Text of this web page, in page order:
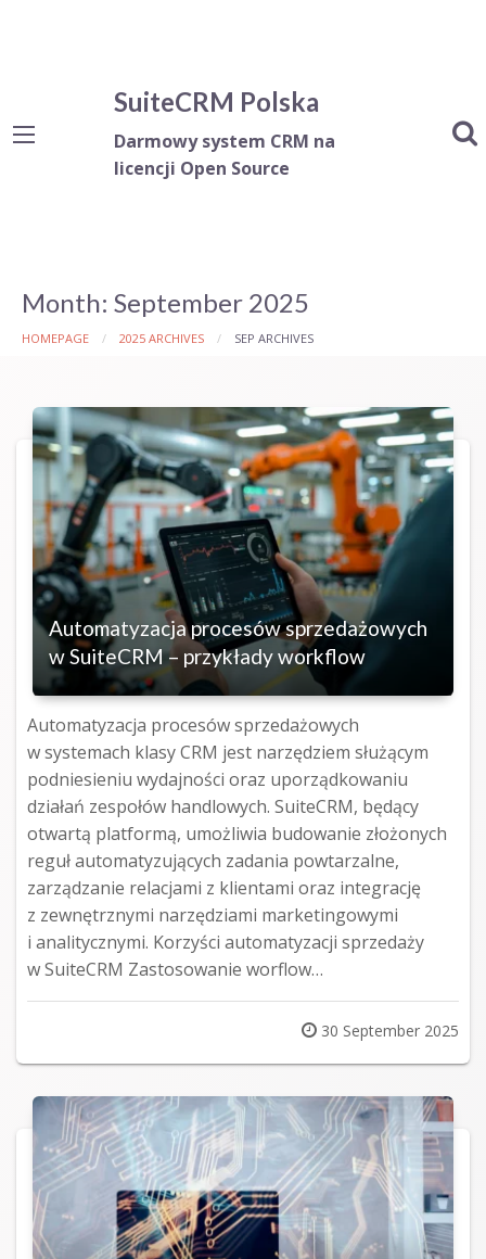
SuiteCRM Polska
Darmowy system CRM na
licencji Open Source
Month: September 2025
HOMEPAGE 2025 ARCHIVES SEP ARCHIVES
Automatyzacja procesów sprzedażowych
w SuiteCRM – przykłady workflow
Automatyzacja procesów sprzedażowych
w systemach klasy CRM jest narzędziem służącym
podniesieniu wydajności oraz uporządkowaniu
działań zespołów handlowych. SuiteCRM, będący
otwartą platformą, umożliwia budowanie złożonych
reguł automatyzujących zadania powtarzalne,
zarządzanie relacjami z klientami oraz integrację
z zewnętrznymi narzędziami marketingowymi
i analitycznymi. Korzyści automatyzacji sprzedaży
w SuiteCRM Zastosowanie worflow…
Posted
on
30 September 2025